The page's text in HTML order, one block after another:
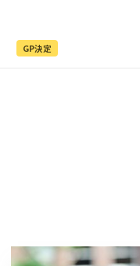
GP決定